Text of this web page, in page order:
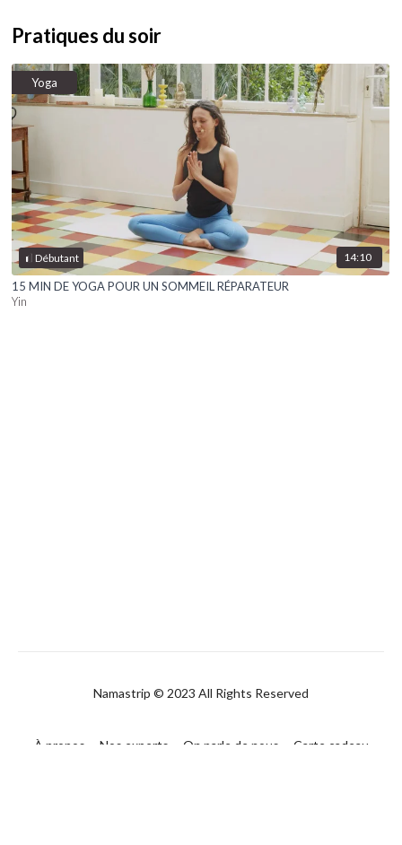
Pratiques du soir
Débutant
Yoga
14:10
15 MIN DE YOGA POUR UN SOMMEIL RÉPARATEUR
Yin
Namastrip © 2023 All Rights Reserved
À propos Nos experts On parle de nous
Carte cadeau